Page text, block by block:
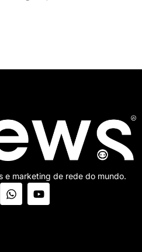
e marketing de rede do mundo.